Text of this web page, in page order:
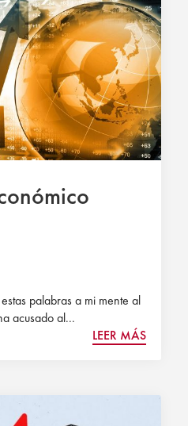
palabras a mi mente al
acusado al...
LEER MÁS